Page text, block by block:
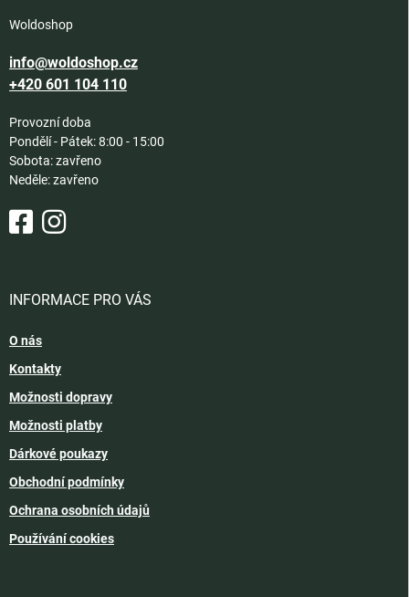
Woldoshop
info@woldoshop.cz
+420 601 104 110
Provozní doba
Pondělí - Pátek: 8:00 - 15:00
Sobota: zavřeno
Neděle: zavřeno
INFORMACE PRO VÁS
O nás
Kontakty
Možnosti dopravy
Možnosti platby
Dárkové poukazy
Obchodní podmínky
Ochrana osobních údajů
Používání cookies